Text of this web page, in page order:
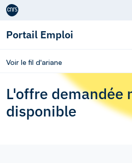
Aller au contenu
Portail Emploi
Voir le fil d'ariane
L'offre demandée
disponible